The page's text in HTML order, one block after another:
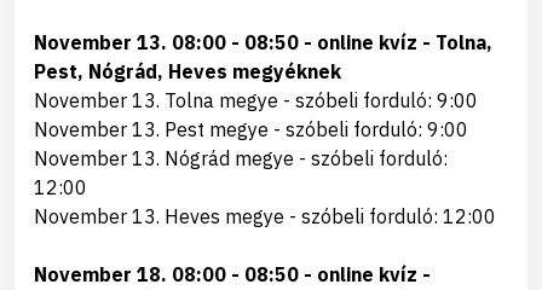
November 13. 08:00 - 08:50 - online kvíz - Tolna,
Pest, Nógrád, Heves megyéknek
November 13. Tolna megye - szóbeli forduló: 9:00
November 13. Pest megye - szóbeli forduló: 9:00
November 13. Nógrád megye - szóbeli forduló:
12:00
November 13. Heves megye - szóbeli forduló: 12:00
November 18. 08:00 - 08:50 - online kvíz -